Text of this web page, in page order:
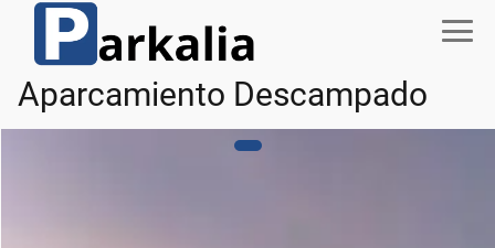
Aparcamiento Descampado